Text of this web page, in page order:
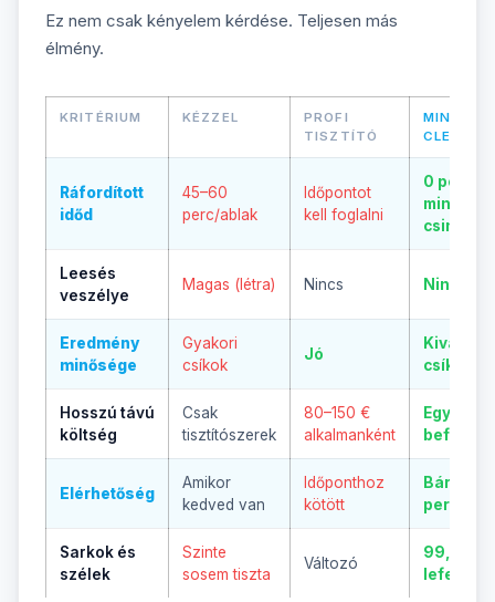
Ez nem csak kényelem kérdése. Teljesen más
élmény.
KRITÉRIUM KÉZZEL
PROFI
TISZTÍTÓ
MINIBOT
CLEAN
Ráfordított
időd
45–60
perc/ablak
Időpontot
kell foglalni
0 perc —
mindent
csinál
Leesés
veszélye
Magas (létra) Nincs Nincs
Eredmény
minősége
Gyakori
csíkok
Jó
Kiváló,
Hosszú távú
költség
Csak
tisztítószerek
80–150 €
alkalmanként
Egyszeri
Elérhetőség
Amikor
kedved van
Időponthoz
kötött
perc
Sarkok és
szélek
Szinte
sosem tiszta
Változó
99,5%